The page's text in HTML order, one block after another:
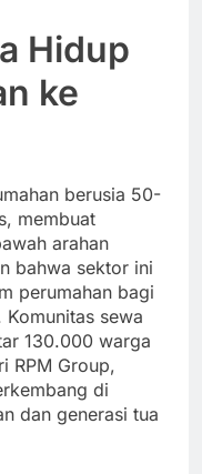
Hidup
ke
berusia 50-
membuat
arahan
bahwa sektor ini
perumahan bagi
sewa
130.000 warga
RPM Group,
di
dan generasi tua